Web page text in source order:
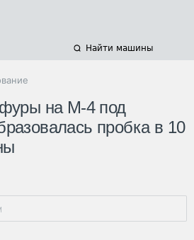
Найти машины
на М-4 под
пробка в 10